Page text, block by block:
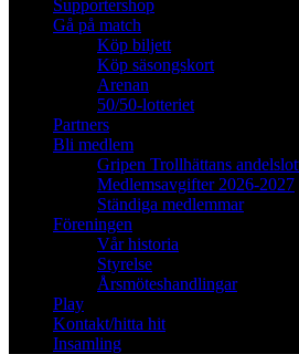
Supportershop
Gå på match
Köp biljett
Köp säsongskort
Arenan
50/50-lotteriet
Partners
Bli medlem
Gripen Trollhättans
Medlemsavgifter 2026-2027
Ständiga medlemmar
Föreningen
Vår historia
Styrelse
Årsmöteshandlingar
Play
Kontakt/hitta hit
Insamling